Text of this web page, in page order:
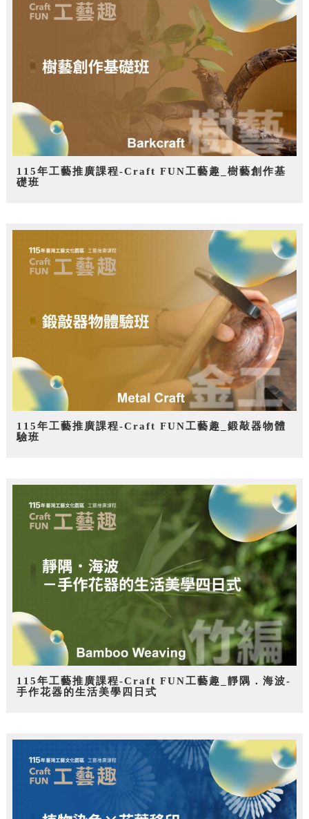
115年工藝推廣課程-Craft FUN工藝趣_樹藝創作基
礎班
115年工藝推廣課程-Craft FUN工藝趣_鍛敲器物體
驗班
115年工藝推廣課程-Craft FUN工藝趣_靜隅．海波-
手作花器的生活美學四日式